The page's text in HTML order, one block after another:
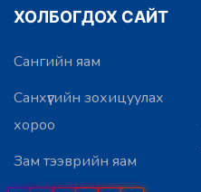
ХОЛБОГДОХ САЙТ
Сангийн яам
Санхүүгийн зохицуулах
хороо
Зам тээврийн яам